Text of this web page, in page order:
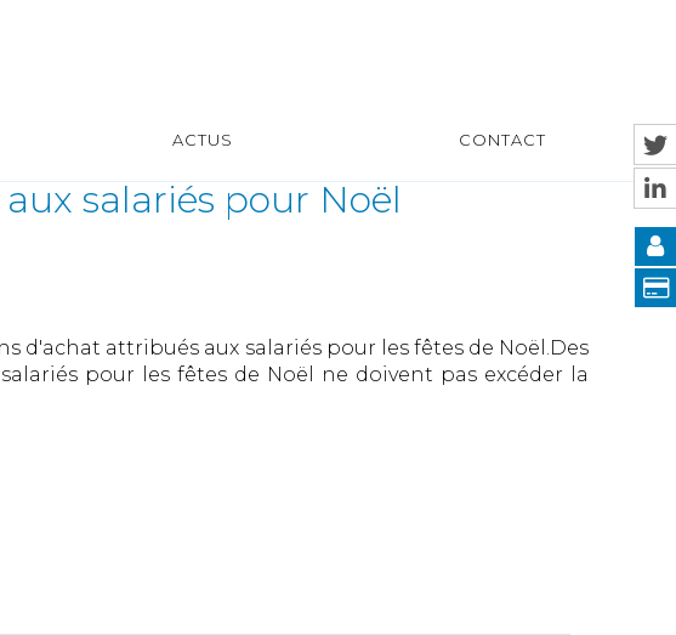
ACTUS CONTACT
salariés pour Noël
d'achat attribués aux salariés pour les fêtes de Noël.Des
pour les fêtes de Noël ne doivent pas excéder la